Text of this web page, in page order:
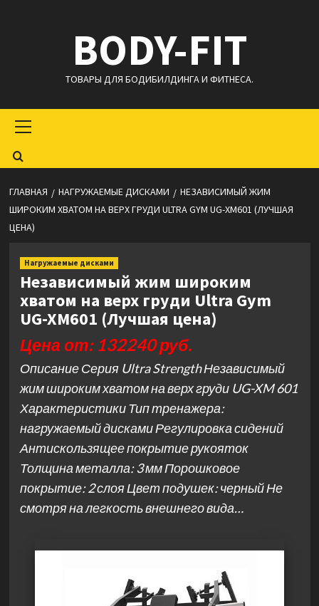
BODY-FIT
ТОВАРЫ ДЛЯ БОДИБИЛДИНГА И ФИТНЕСА.
меню
ГЛАВНАЯ НАГРУЖАЕМЫЕ ДИСКАМИ
НЕЗАВИСИМЫЙ ЖИМ
ШИРОКИМ ХВАТОМ НА ВЕРХ ГРУДИ ULTRA GYM UG-XM601 (ЛУЧШАЯ
ЦЕНА)
Нагружаемые дисками
Независимый жим широким
хватом на верх груди Ultra Gym
UG-XM601 (Лучшая цена)
Цена от: 132240 руб.
Описание Серия Ultra Strength Независимый
жим широким хватом на верх груди UG-XM 601
Характеристики Тип тренажера:
нагружаемый дисками Регулировка сидений
Антискользящее покрытие рукояток
Толщина металла: 3 мм Порошковое
покрытие: 2 слоя Цвет подушек: черный Не
смотря на легкость внешнего вида…